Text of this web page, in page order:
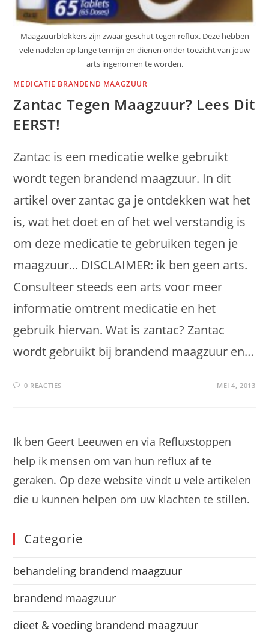
Maagzuurblokkers zijn zwaar geschut tegen reflux. Deze hebben
vele nadelen op lange termijn en dienen onder toezicht van jouw
arts ingenomen te worden.
MEDICATIE BRANDEND MAAGZUUR
Zantac Tegen Maagzuur? Lees Dit
EERST!
Zantac is een medicatie welke gebruikt
wordt tegen brandend maagzuur. In dit
artikel over zantac ga je ontdekken wat het
is, wat het doet en of het wel verstandig is
om deze medicatie te gebruiken tegen je
maagzuur... DISCLAIMER: ik ben geen arts.
Consulteer steeds een arts voor meer
informatie omtrent medicatie en het
gebruik hiervan. Wat is zantac? Zantac
wordt gebruikt bij brandend maagzuur en…
0 REACTIES MEI 4, 2013
Ik ben Geert Leeuwen en via Refluxstoppen
help ik mensen om van hun reflux af te
geraken. Op deze website vindt u vele artikelen
die u kunnen helpen om uw klachten te stillen.
Categorie
behandeling brandend maagzuur
brandend maagzuur
dieet & voeding brandend maagzuur